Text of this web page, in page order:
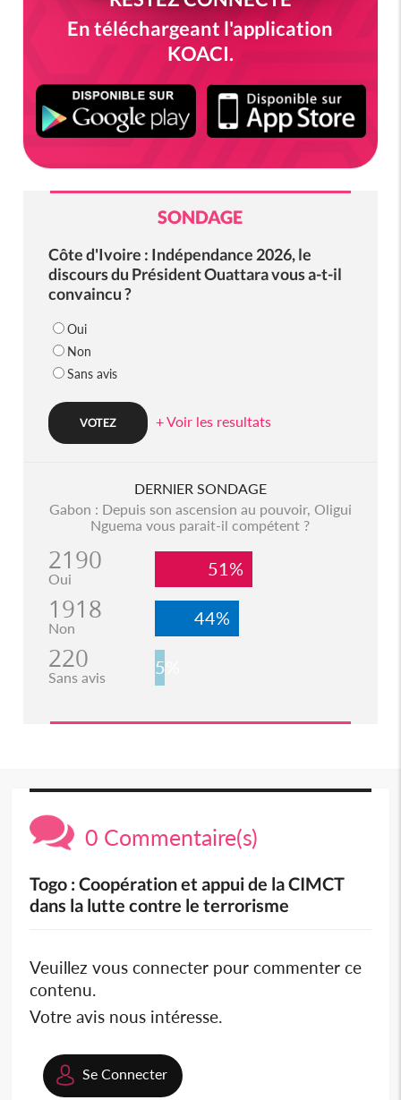
En téléchargeant l'application
KOACI.
SONDAGE
Côte d'Ivoire : Indépendance 2026, le
discours du Président Ouattara vous a-t-il
convaincu ?
Oui
Non
Sans avis
+ Voir les resultats
DERNIER SONDAGE
Gabon : Depuis son ascension au pouvoir, Oligui
Nguema vous parait-il compétent ?
2190
Oui 51%
1918
Non 44%
220
Sans avis 5%
0 Commentaire(s)
Togo : Coopération et appui de la CIMCT
dans la lutte contre le terrorisme
Veuillez vous connecter pour commenter ce
contenu.
Votre avis nous intéresse.
Se Connecter